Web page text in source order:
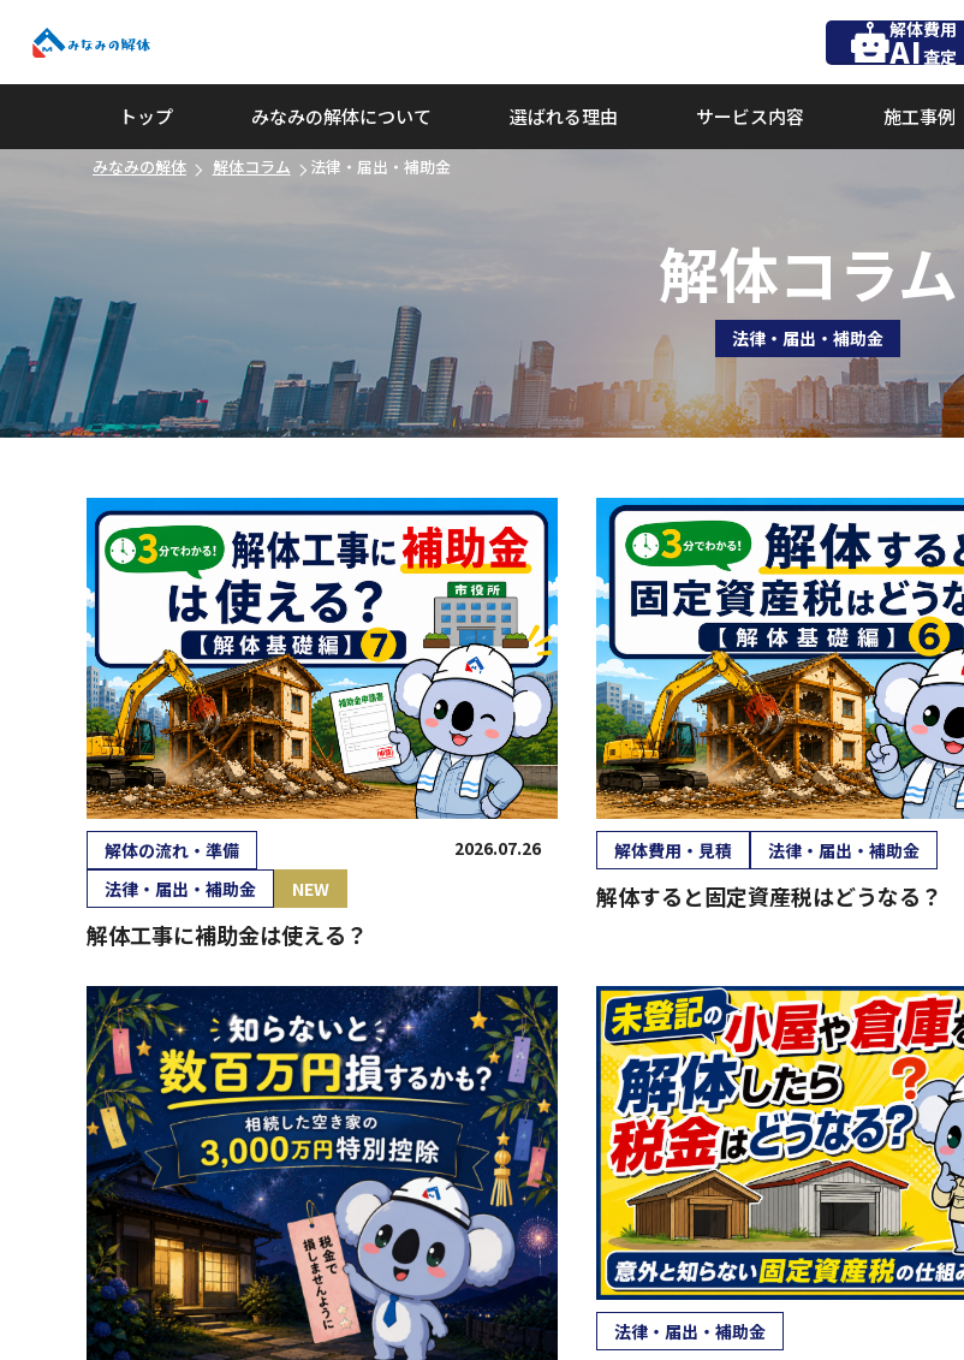
解体費用
AI査定
トップ みなみの解体について 選ばれる理由 サービス内容 施工事例
みなみの解体 解体コラム 法律・届出・補助金
解体コラム
法律・届出・補助金
解体の流れ・準備
法律・届出・補助金
NEW
2026.07.26
解体工事に補助金は使える？
解体費用・見積 法律・届出・補助金
解体すると固定資産税はどうなる？
法律・届出・補助金